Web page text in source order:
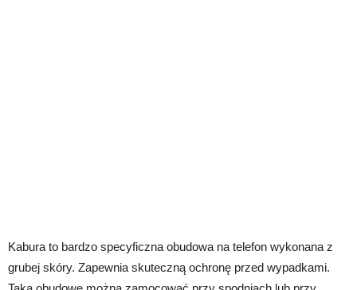
Kabura to bardzo specyficzna obudowa na telefon wykonana z
grubej skóry. Zapewnia skuteczną ochronę przed wypadkami.